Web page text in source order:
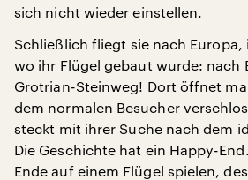
sich nicht wieder einstellen.
Schließlich fliegt sie nach Europa,
wo ihr Flügel gebaut wurde: nach
Grotrian-Steinweg! Dort öffnet
dem normalen Besucher
steckt mit ihrer Suche nach dem
Die Geschichte hat ein Happy-
Ende auf einem Flügel spielen,